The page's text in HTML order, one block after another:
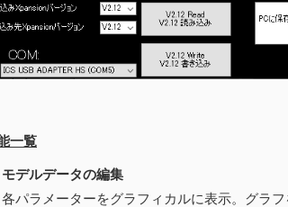
一覧
モデルデータの編集
ラメーターをグラフィカルに表示。グラフ